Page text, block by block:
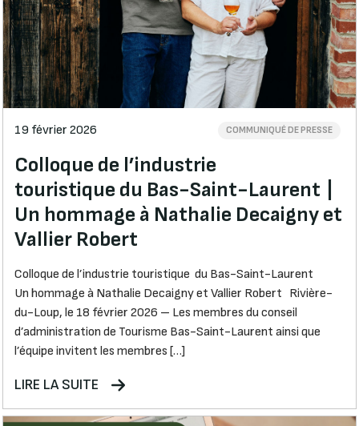
19 février 2026 COMMUNIQUÉ DE PRESSE
Colloque de l’industrie
touristique du Bas-Saint-Laurent |
Un hommage à Nathalie Decaigny et
Vallier Robert
Colloque de l’industrie touristique du Bas-Saint-Laurent
Un hommage à Nathalie Decaigny et Vallier Robert Rivière-
du-Loup, le 18 février 2026 – Les membres du conseil
d’administration de Tourisme Bas-Saint-Laurent ainsi que
l’équipe invitent les membres […]
LIRE LA SUITE